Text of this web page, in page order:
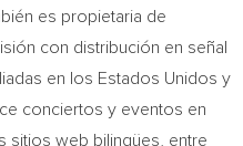
es propietaria de
con distribución en señal
en los Estados Unidos y
conciertos y eventos en
sitios web bilingües, entre